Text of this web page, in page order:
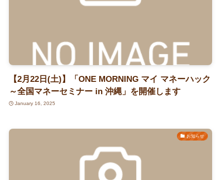
【2月22日(土)】「ONE MORNING マイ マネーハック
～全国マネーセミナー in 沖縄」を開催します
January 16, 2025
お知らせ